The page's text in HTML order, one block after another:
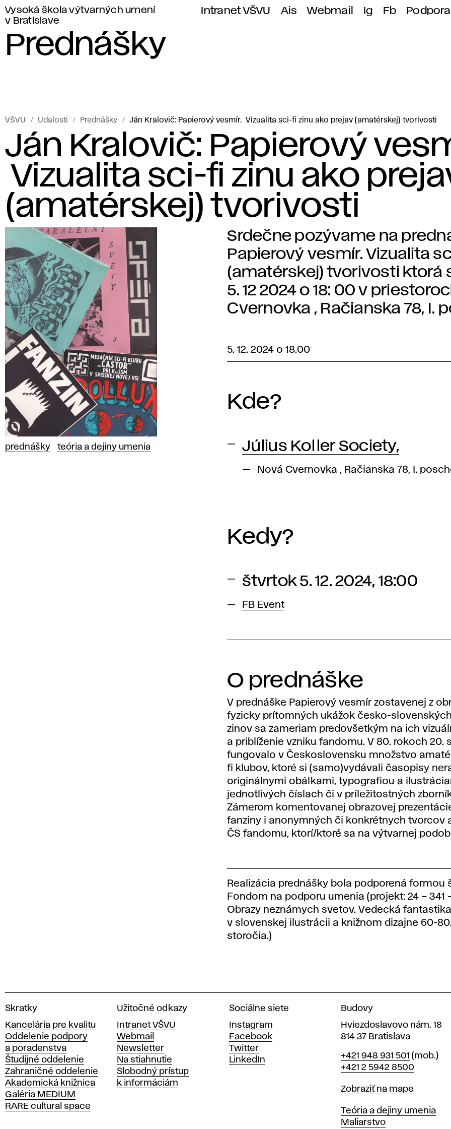
Vysoká škola výtvarných umení
v Bratislave
Intranet VŠVU Ais Webmail Ig Fb
Prednášky
VŠVU Udalosti Prednášky Ján Kralovič: Papierový vesmír. Vizualita sci-fi zinu ako prejav (amatérskej) tvorivosti
Ján Kralovič: Papierový
Vizualita sci-fi zinu ako
(amatérskej) tvorivosti
prednášky teória a dejiny umenia
Srdečne pozývame na
Papierový vesmír. Vizualita
(amatérskej) tvorivosti ktorá
5. 12 2024 o 18: 00 v
Cvernovka , Račianska 78, I.
5. 12. 2024 o 18.00
Kde?
Július Koller Society,
Nová Cvernovka , Račianska 78, I.
Kedy?
štvrtok 5. 12. 2024, 18:00
FB Event
O prednáške
V prednáške Papierový vesmírzostavenej z
fyzicky prítomných ukážok česko-
zinov sa zameriam predovšetkým na ich
a priblíženie vzniku fandomu. V 80. rokoch 20.
fungovalo v Československu množstvo
fi klubov, ktoré si (samo)vydávali časopisy
originálnymi obálkami, typografiou a
jednotlivých číslach či v príležitostných
Zámerom komentovanej obrazovej
fanziny i anonymných či konkrétnych tvorcov
ČS fandomu, ktorí/ktoré sa na výtvarnej
Realizácia prednášky bola podporená formou
Fondom na podporu umenia (projekt: 24 – 341
Obrazy neznámych svetov. Vedecká
v slovenskej ilustrácii a knižnom dizajne 60-
storočia.)
V
s
o
k
á
š
k
o
l
Skratky
Kancelária pre kvalitu
Oddelenie podpory
a poradenstva
Študijné oddelenie
Zahraničné oddelenie
Akademická knižnica
Galéria MEDIUM
RARE cultural space
Užitočné odkazy
Intranet VŠVU
Webmail
Newsletter
Na stiahnutie
Slobodný prístup
k informáciám
Sociálne siete
Instagram
Facebook
Twitter
LinkedIn
Budovy
Hviezdoslavovo nám. 18
814 37 Bratislava
Telefón
+421 948 931 501 (mob.)
+421 2 5942 8500
Mapa
Zobraziť na mape
Katedry
Teória a dejiny umenia
Maliarstvo